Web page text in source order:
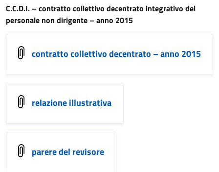
C.C.D.I. – contratto collettivo decentrato integrativo del
personale non dirigente – anno 2015
contratto collettivo decentrato – anno 2015
relazione illustrativa
parere del revisore